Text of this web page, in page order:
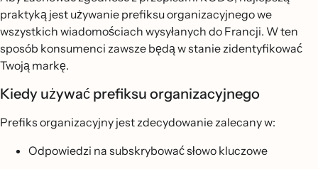
praktyką jest używanie prefiksu organizacyjnego we
wszystkich wiadomościach wysyłanych do Francji. W ten
sposób konsumenci zawsze będą w stanie zidentyfikować
Twoją markę.
Kiedy używać prefiksu organizacyjnego
Prefiks organizacyjny jest zdecydowanie zalecany w:
Odpowiedzi na subskrybować słowo kluczowe